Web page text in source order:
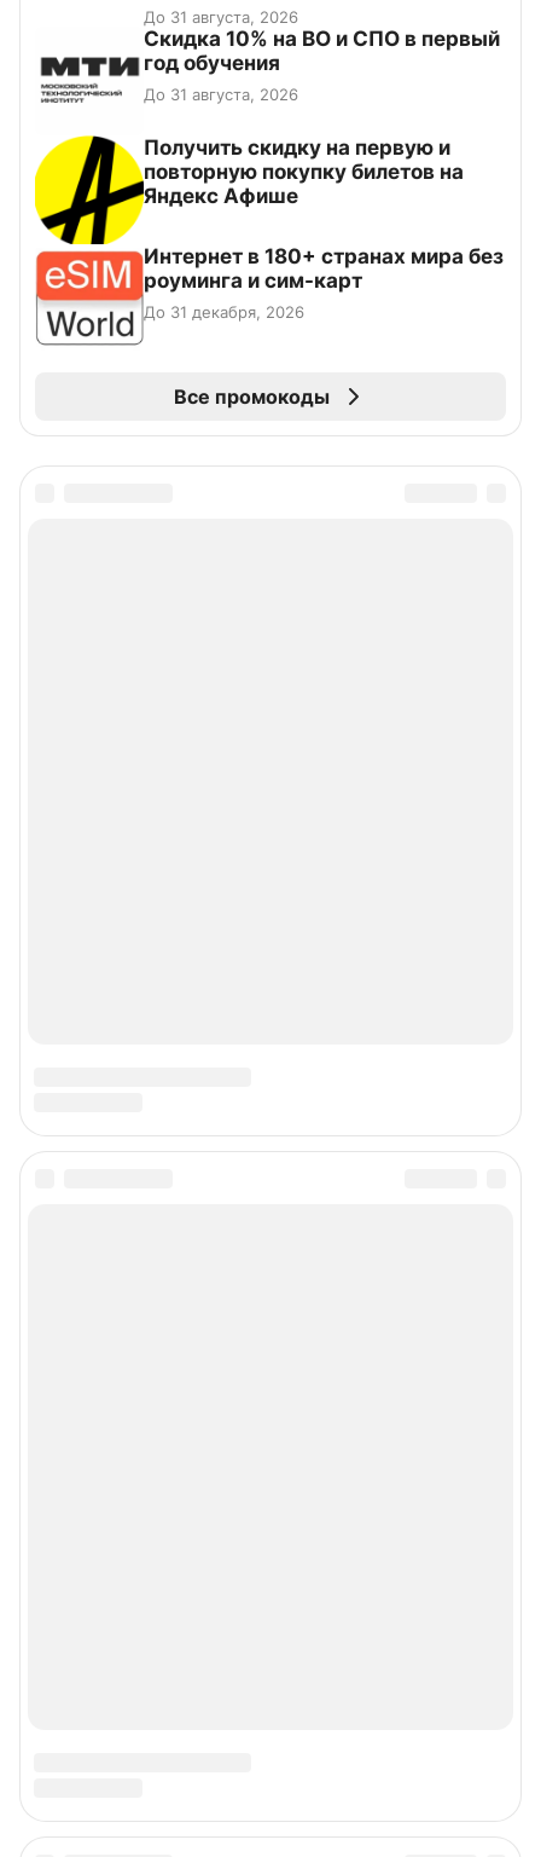
До 31 августа, 2026
Скидка 10% на ВО и СПО в первый
год обучения
До 31 августа, 2026
Получить скидку на первую и
повторную покупку билетов на
Яндекс Афише
Интернет в 180+ странах мира без
роуминга и сим-карт
До 31 декабря, 2026
Все промокоды